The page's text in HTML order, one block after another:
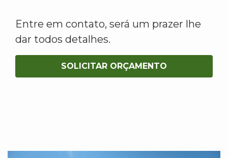
Entre em contato, será um prazer lhe
dar todos detalhes.
SOLICITAR ORÇAMENTO